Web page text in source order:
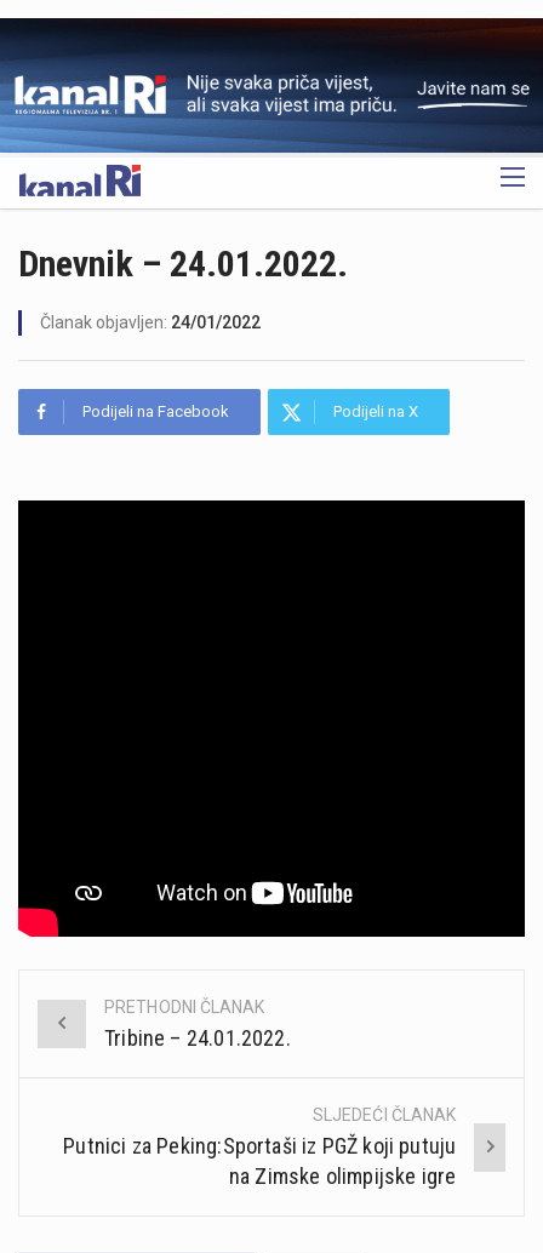
OGLAS
Dnevnik – 24.01.2022.
Članak objavljen: 24/01/2022
Podijeli na Facebook Podijeli na X
Post
PRETHODNI ČLANAK
Tribine – 24.01.2022.
SLJEDEĆI ČLANAK
Putnici za Peking:Sportaši iz PGŽ koji putuju
na Zimske olimpijske igre